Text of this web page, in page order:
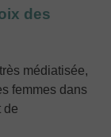
des
médiatisée,
femmes dans
de